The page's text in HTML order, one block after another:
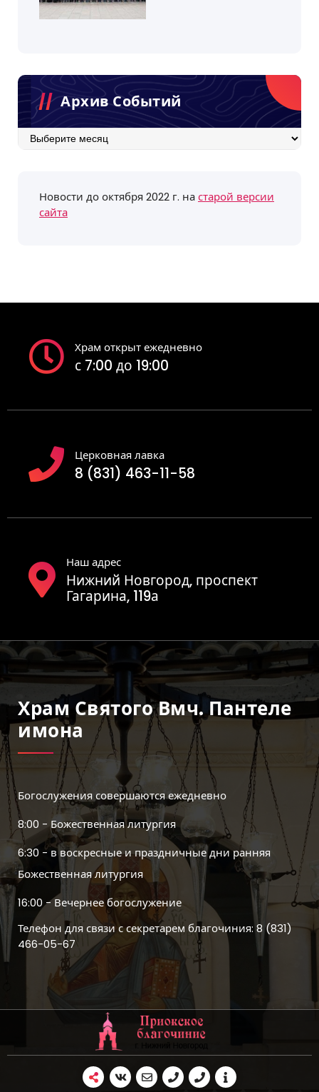
Архив Событий
Архив
Новости до октября 2022 г. настарой версии
сайта
Храм открыт ежедневно
с 7:00 до 19:00
Церковная лавка
8 (831) 463-11-58
Наш адрес
Нижний Новгород, проспект
Гагарина, 119а
Храм Святого Вмч. Пантеле
Имона
Богослужения совершаются ежедневно
8:00 - Божественная литургия
6:30 - в воскресные и праздничные дни ранняя
Божественная литургия
16:00 - Вечернее богослужение
Телефон для связи с секретарем благочиния: 8 (831)
466-05-67